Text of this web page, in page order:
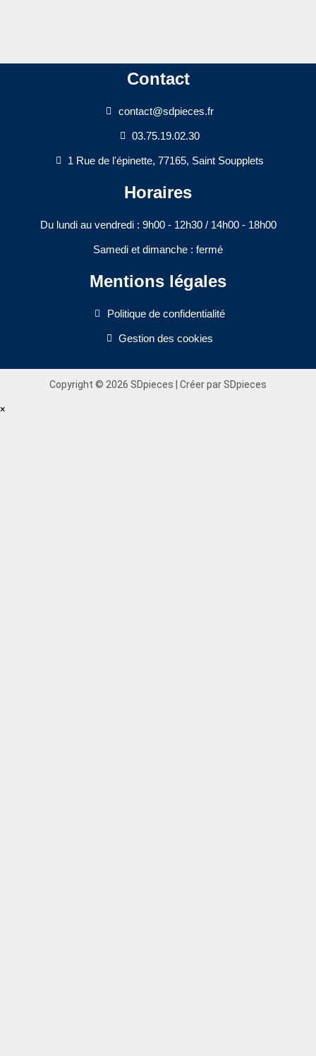
Contact
contact@sdpieces.fr
03.75.19.02.30
1 Rue de l'épinette, 77165, Saint Soupplets
Horaires
Du lundi au vendredi : 9h00 - 12h30 / 14h00 - 18h00​
Samedi et dimanche : fermé
Mentions légales
Politique de confidentialité
Gestion des cookies
Copyright © 2026 SDpieces | Créer par SDpieces
×